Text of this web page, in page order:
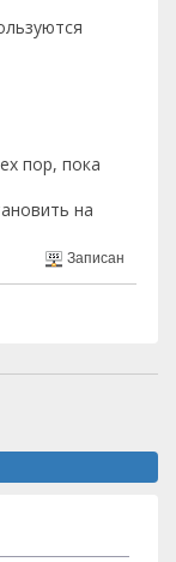
пор, пока
на
Записан